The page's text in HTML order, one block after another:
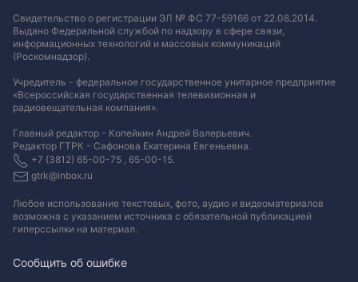
Свидетельство о регистрации ЭЛ № ФС 77-59166 от 22.08.2014.
Выдано Федеральной службой по надзору в сфере связи,
информационных технологий и массовых коммуникаций
(Роскомнадзор).
Учредитель - федеральное государственное унитарное предприятие
«Всероссийская государственная телевизионная и
радиовещательная компания».
Главный редактор - Копейкин Андрей Валерьевич.
Редактор ГТРК - Сафонова Екатерина Евгеньевна.
+7 (3812) 65-00-75 , 65-00-15.
gtrk@inbox.ru
Любое использование текстовых, фото, аудио и видеоматериалов
возможна с указанием источника с обязательной публикацией
гиперссылки на материал.
Сообщить об ошибке